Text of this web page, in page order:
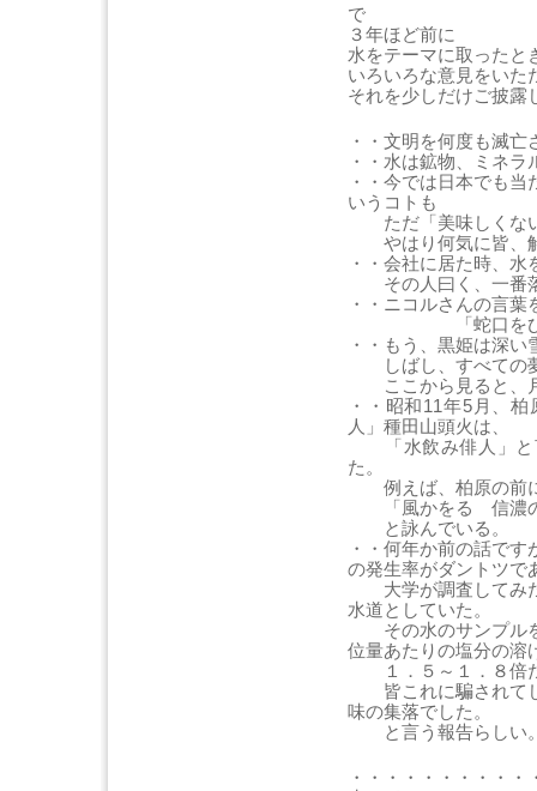
で
３年ほど前に
水をテーマに取ったと
いろいろな意見をいた
それを少しだけご披露
・・文明を何度も滅亡
・・水は鉱物、ミネラ
・・今では日本でも
いうコトも
ただ「美味しくない
やはり何気に皆、
・・会社に居た時、
その人曰く、一番
・・ニコルさんの言
「蛇口をひね
・・もう、黒姫は深
しばし、すべての夢
ここから見ると、
・・昭和11年5月、
人」種田山頭火は、
「水飲み俳人」と
た。
例えば、柏原の前
「風かをる 信濃
と詠んでいる。
・・何年か前の話で
の発生率がダントツで
大学が調査してみた
水道としていた。
その水のサンプルを
位量あたりの塩分の溶
１．５～１．８倍
皆これに騙されてし
味の集落でした。
と言う報告らしい
・・・・・・・・・・